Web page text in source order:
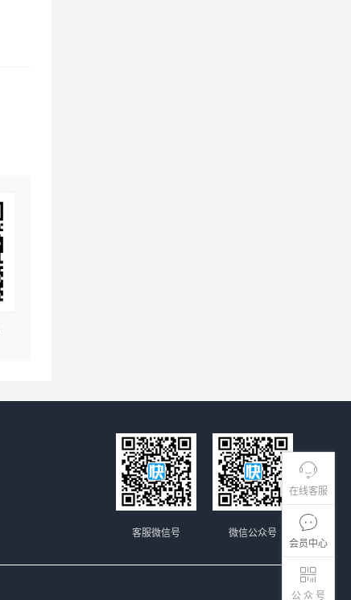
在线客服
会员中心
公 众 号
微信公众号
客服微信号